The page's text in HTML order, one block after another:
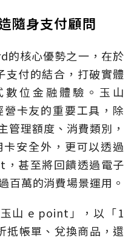
隨身支付顧問
的核心優勢之一，在於
付的結合，打破實體
位金融體驗。玉山
卡友的重要工具，除
管理額度、消費類別，
安全外，更可以透過
甚至將回饋透過電子
百萬的消費場景運用。
山 e point」，以「1
抵帳單、兌換商品，還